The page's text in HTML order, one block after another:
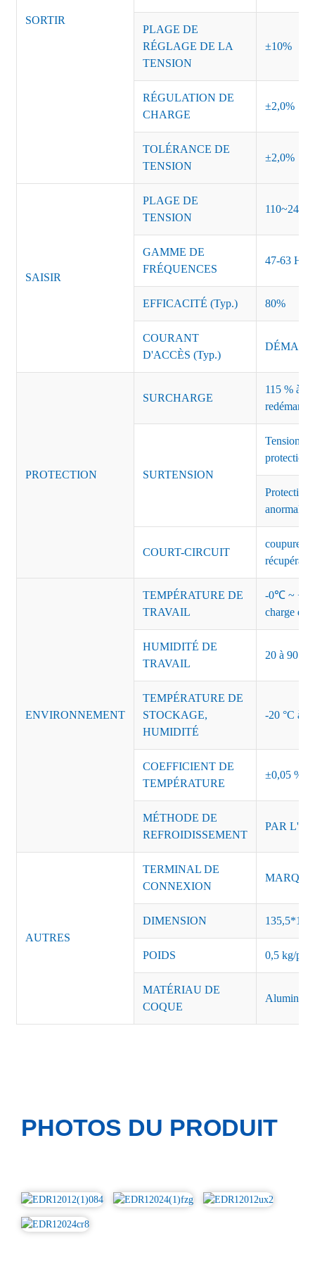
SORTIR
PLAGE DE
RÉGLAGE DE LA
TENSION
±10%
RÉGULATION DE
CHARGE
±2,0%
TOLÉRANCE DE
TENSION
±2,0%
SAISIR
PLAGE DE
TENSION
110~240
GAMME DE
FRÉQUENCES
47-63 Hz
EFFICACITÉ (Typ.) 80%
COURANT
D'ACCÈS (Typ.)
PROTECTION
SURCHARGE
115 % à
SURTENSION
Tension
protection
Protection
anormales
COURT-CIRCUIT
coupure
ENVIRONNEMENT
TEMPÉRATURE DE
TRAVAIL
-0℃ ~
charge de
HUMIDITÉ DE
TRAVAIL
20 à 90 %
TEMPÉRATURE DE
STOCKAGE,
HUMIDITÉ
-20 °C à
COEFFICIENT DE
TEMPÉRATURE
±0,05 %/
MÉTHODE DE
REFROIDISSEMENT
PAR
AUTRES
TERMINAL DE
CONNEXION
DIMENSION
POIDS 0,5 kg/
MATÉRIAU DE
COQUE
Aluminium
PHOTOS DU PRODUIT